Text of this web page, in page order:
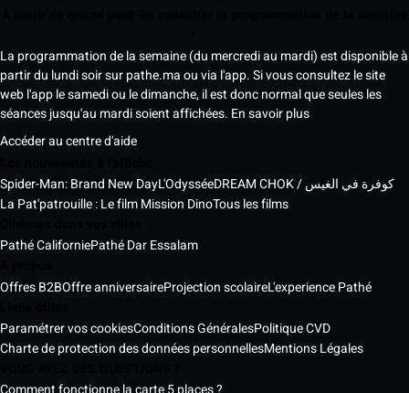
La programmation de la semaine (du mercredi au mardi) est disponible à
partir du lundi soir sur pathe.ma ou via l'app. Si vous consultez le site
web l'app le samedi ou le dimanche, il est donc normal que seules les
séances jusqu'au mardi soient affichées. En savoir plus
Accéder au centre d'aide
Spider-Man: Brand New DayL'Odyssée
DREAM CHOK / كوفرة في الغيس
La Pat'patrouille : Le film Mission DinoTous les films
Pathé CaliforniePathé Dar Essalam
Offres B2BOffre anniversaireProjection scolaireL'experience Pathé
Paramétrer vos cookiesConditions GénéralesPolitique CVD
Charte de protection des données personnellesMentions Légales